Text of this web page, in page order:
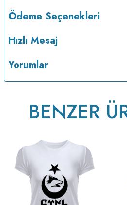
Ödeme Seçenekleri
Hızlı Mesaj
Yorumlar
BENZER